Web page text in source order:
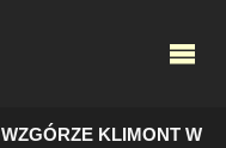
WZGÓRZE KLIMONT W